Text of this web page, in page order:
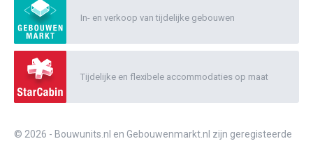
In- en verkoop van tijdelijke gebouwen
Tijdelijke en flexibele accommodaties op maat
© 2026 - Bouwunits.nl en Gebouwenmarkt.nl zijn geregisteerde